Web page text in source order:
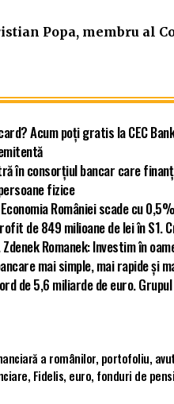
Popa, membru al
Acum poți gratis la CEC
în consorțiul bancar care
fizice
României scade cu
de 849 milioane de lei în
Romanek: Investim în
mai simple, mai rapide și
de 5,6 miliarde de euro.
a românilor, portofoliu,
, Fidelis, euro, fonduri de